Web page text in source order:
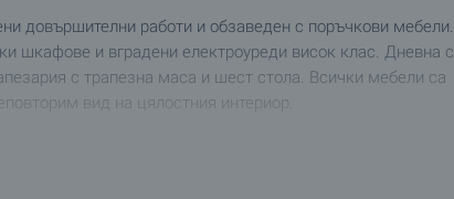
довършителни работи и обзаведен с поръчкови мебели.
шкафове и вградени електроуреди висок клас. Дневна с
с трапезна маса и шест стола. Всички мебели са
вид на цялостния интериор.